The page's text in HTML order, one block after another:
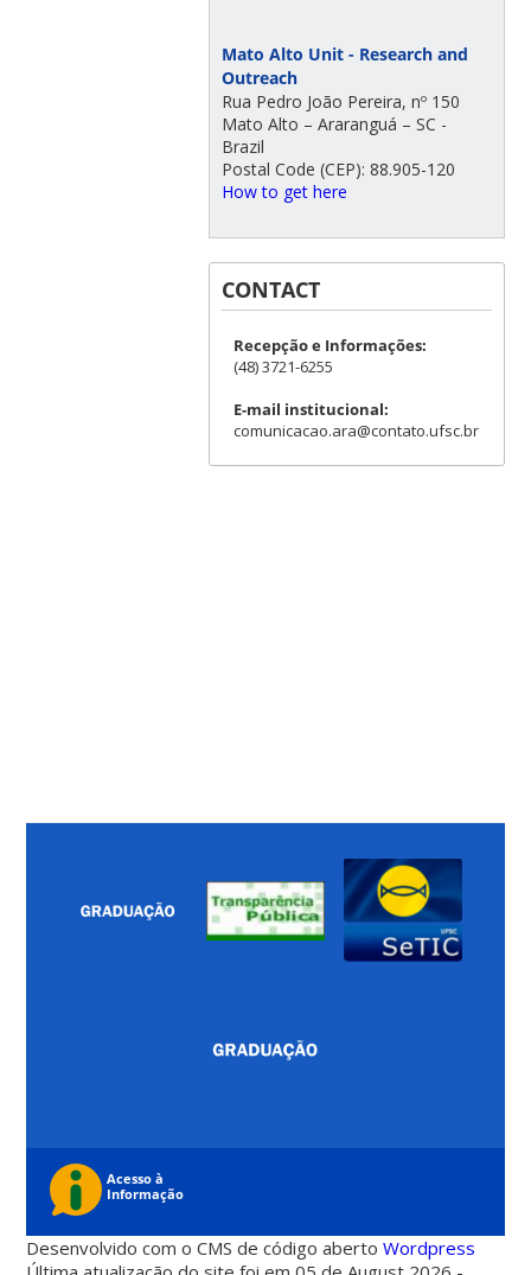
Mato Alto Unit - Research and
Outreach
Rua Pedro João Pereira, nº 150
Mato Alto – Araranguá – SC -
Brazil
Postal Code (CEP): 88.905-120
How to get here
CONTACT
Recepção e Informações:
(48) 3721-6255
E-mail institucional:
comunicacao.ara@contato.ufsc.br
Desenvolvido com o CMS de código abertoWordpress